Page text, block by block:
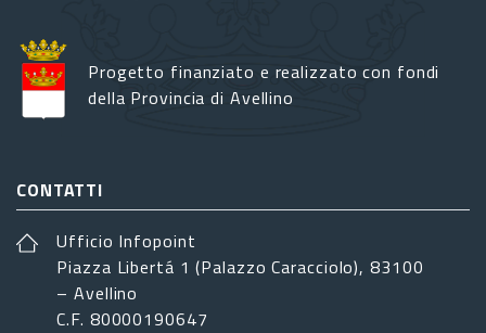
Progetto finanziato e realizzato con fondi
della Provincia di Avellino
CONTATTI
Ufficio Infopoint
Piazza Libertá 1 (Palazzo Caracciolo), 83100
– Avellino
C.F. 80000190647